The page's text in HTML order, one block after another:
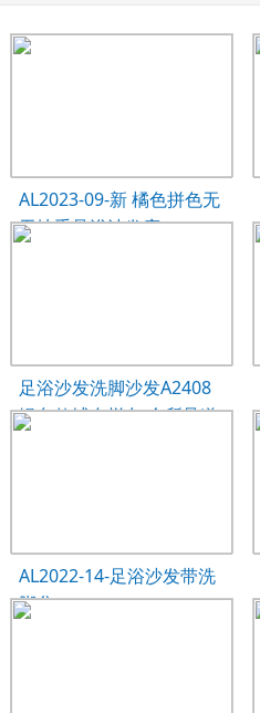
AL2023-09-新 橘色拼色无
无扶手足浴沙发床
足浴沙发洗脚沙发A2408
绿色款绒布拼色 会所足道
AL2022-14-足浴沙发带洗
脚盆